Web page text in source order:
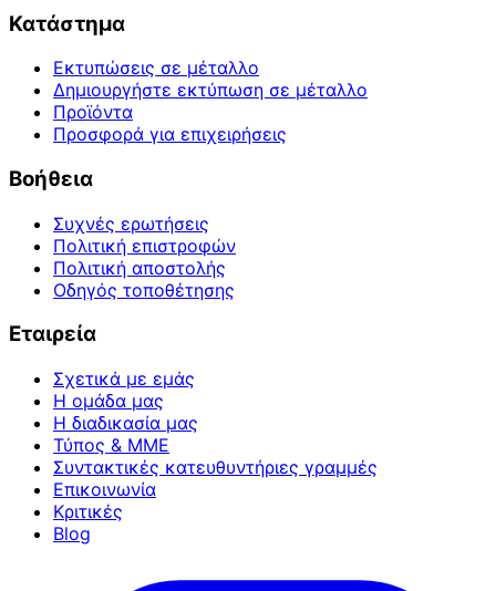
Κατάστημα
Εκτυπώσεις σε μέταλλο
Δημιουργήστε εκτύπωση σε μέταλλο
Προϊόντα
Προσφορά για επιχειρήσεις
Βοήθεια
Συχνές ερωτήσεις
Πολιτική επιστροφών
Πολιτική αποστολής
Οδηγός τοποθέτησης
Εταιρεία
Σχετικά με εμάς
Η ομάδα μας
Η διαδικασία μας
Τύπος & ΜΜΕ
Συντακτικές κατευθυντήριες γραμμές
Επικοινωνία
Κριτικές
Blog